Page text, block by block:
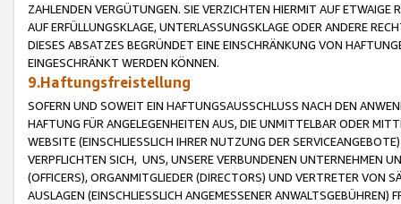
ZAHLENDEN VERGÜTUNGEN. SIE VERZICHTEN HIERMIT AUF
AUF ERFÜLLUNGSKLAGE, UNTERLASSUNGSKLAGE ODER ANDERE
DIESES ABSATZES BEGRÜNDET EINE EINSCHRÄNKUNG VON
EINGESCHRÄNKT WERDEN KÖNNEN.
9.Haftungsfreistellung
SOFERN UND SOWEIT EIN HAFTUNGSAUSSCHLUSS NACH DEN
HAFTUNG FÜR ANGELEGENHEITEN AUS, DIE UNMITTELBAR ODER
WEBSITE (EINSCHLIESSLICH IHRER NUTZUNG DER
VERPFLICHTEN SICH, UNS, UNSERE VERBUNDENEN UNTERNEHMEN
(OFFICERS), ORGANMITGLIEDER (DIRECTORS) UND VERTRETER VON
AUSLAGEN (EINSCHLIESSLICH ANGEMESSENER